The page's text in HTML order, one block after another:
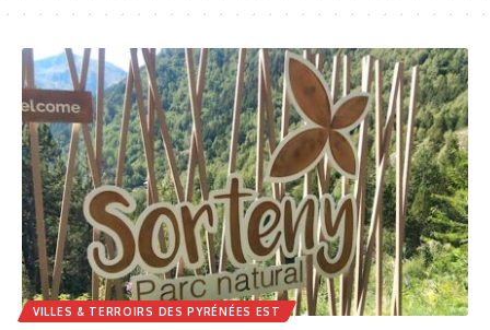
VILLES & TERROIRS DES PYRÉNÉES EST